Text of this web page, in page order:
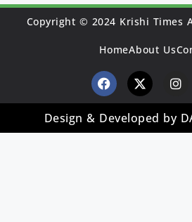
Copyright © 2024 Krishi Times
HomeAbout Us
Design & Developed by